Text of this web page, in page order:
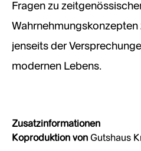
Fragen zu
Wahrnehmungskonzepten
jenseits der
modernen Lebens.
Zusatzinformationen
Koproduktion von Gutshaus